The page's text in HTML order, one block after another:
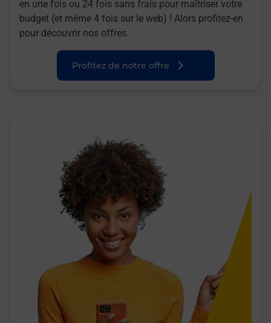
en une fois ou 24 fois sans frais pour maîtriser votre
budget (et même 4 fois sur le web) ! Alors profitez-en
pour découvrir nos offres.
Profitez de notre offre